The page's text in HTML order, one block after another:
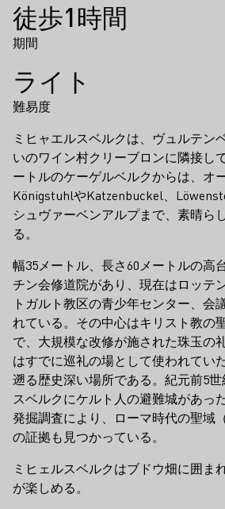
徒歩1時間
期間
ライト
難易度
ミヒャエルスベルクは、ヴュルテン
いのワイン村クリーブロンに隣接し
ートルのケーゲルベルクからは、オ
KönigstuhlやKatzenbuckel、
シュヴァーベンアルプまで、素晴ら
る。
幅35メートル、長さ60メートルの高
チン会修道院があり、現在はロッテ
トガルト教区の青少年センター、会
れている。その中心はキリスト教の
で、大規模な改修が施された珠玉の
はすでに巡礼の場として使われてい
遡る歴史深い場所である。紀元前5
スベルクにケルト人の避難城があっ
発掘調査により、ローマ時代の聖域
の証拠も見つかっている。
ミヒェルスベルクはブドウ畑に囲ま
が楽しめる。